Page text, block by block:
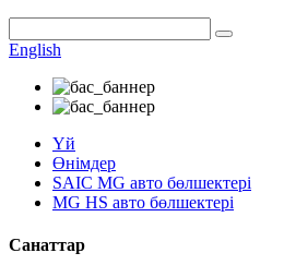
English
Үй
Өнімдер
SAIC MG авто бөлшектері
MG HS авто бөлшектері
Санаттар